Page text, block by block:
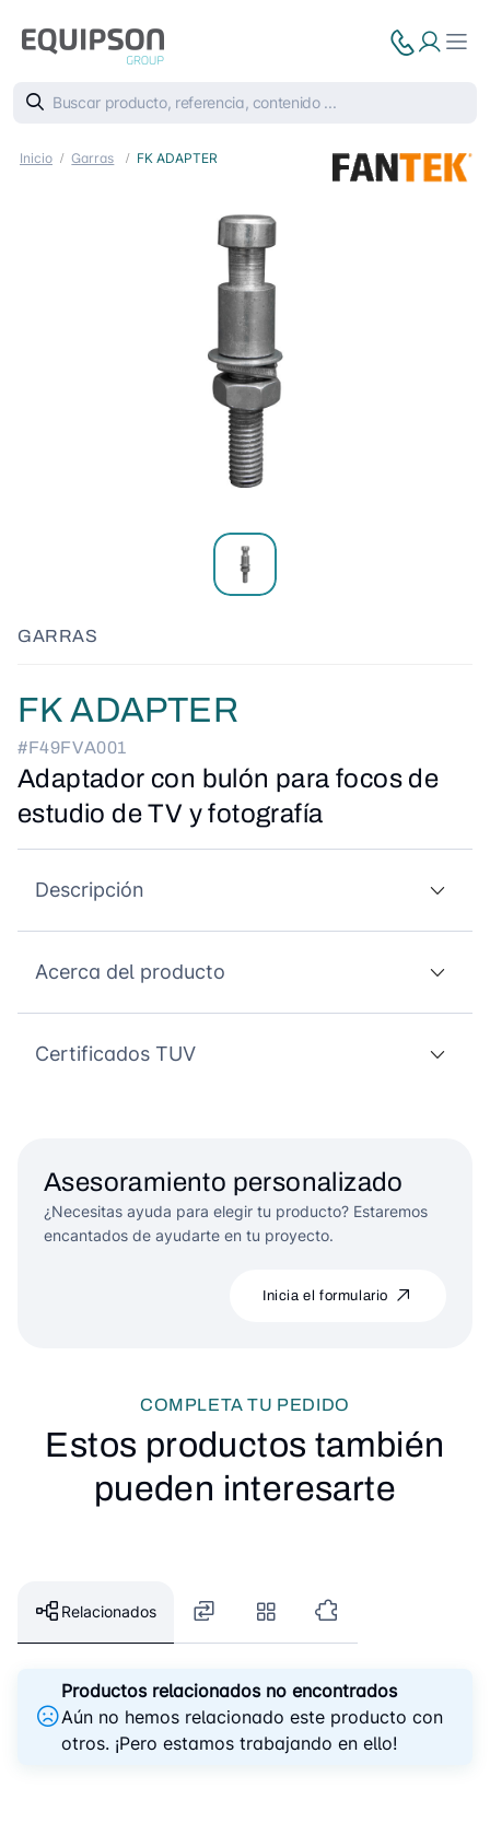
Inicio Garras FK ADAPTER
GARRAS
FK ADAPTER
#F49FVA001
Adaptador con bulón para focos de
estudio de TV y fotografía
Descripción
Acerca del producto
Certificados TUV
Asesoramiento personalizado
¿Necesitas ayuda para elegir tu producto? Estaremos
encantados de ayudarte en tu proyecto.
Inicia el formulario
COMPLETA TU PEDIDO
Estos productos también
pueden interesarte
Relacionados
Productos relacionados no encontrados
Aún no hemos relacionado este producto con
otros. ¡Pero estamos trabajando en ello!